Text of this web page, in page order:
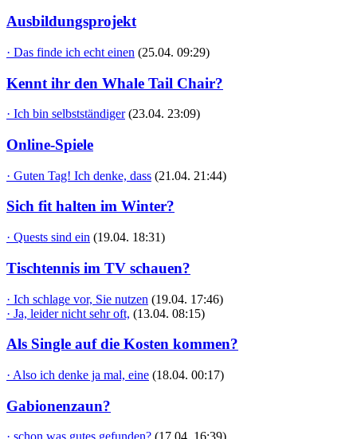
Ausbildungsprojekt
· Das finde ich echt einen (25.04. 09:29)
Kennt ihr den Whale Tail Chair?
· Ich bin selbstständiger (23.04. 23:09)
Online-Spiele
· Guten Tag! Ich denke, dass (21.04. 21:44)
Sich fit halten im Winter?
· Quests sind ein (19.04. 18:31)
Tischtennis im TV schauen?
· Ich schlage vor, Sie nutzen (19.04. 17:46)
· Ja, leider nicht sehr oft, (13.04. 08:15)
Als Single auf die Kosten kommen?
· Also ich denke ja mal, eine (18.04. 00:17)
Gabionenzaun?